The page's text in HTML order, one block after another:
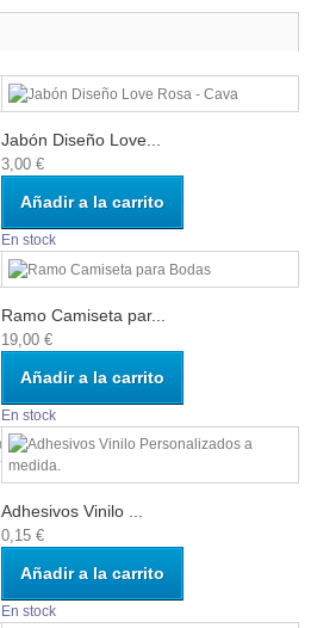
Jabón Diseño Love...
3,00 €
Añadir a la carrito
En stock
Ramo Camiseta par...
19,00 €
Añadir a la carrito
En stock
Adhesivos Vinilo ...
0,15 €
Añadir a la carrito
En stock